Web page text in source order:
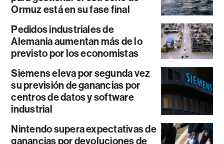
Ormuz está en su fase final
Pedidos industriales de
Alemania aumentan más de lo
previsto por los economistas
Siemens eleva por segunda vez
su previsión de ganancias por
centros de datos y software
industrial
Nintendo supera expectativas de
ganancias por devoluciones de